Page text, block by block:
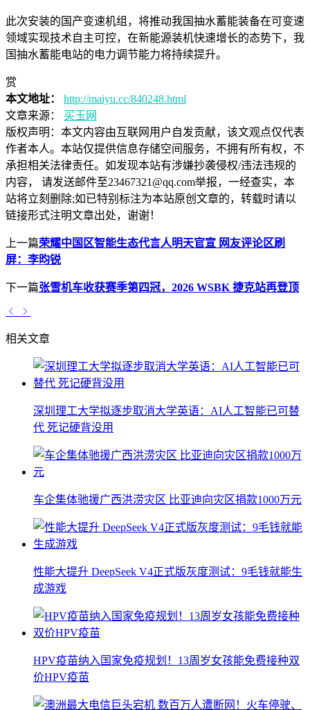
此次安装的国产变速机组，将推动我国抽水蓄能装备在可变速
领域实现技术自主可控，在新能源装机快速增长的态势下，我
国抽水蓄能电站的电力调节能力将持续提升。
赏
本文地址：
http://maiyu.cc/840248.html
文章来源：
买玉网
版权声明： 本文内容由互联网用户自发贡献，该文观点仅代表
作者本人。本站仅提供信息存储空间服务，不拥有所有权，不
承担相关法律责任。如发现本站有涉嫌抄袭侵权/违法违规的
内容， 请发送邮件至23467321@qq.com举报，一经查实，本
站将立刻删除;如已特别标注为本站原创文章的，转载时请以
链接形式注明文章出处，谢谢！
上一篇荣耀中国区智能生态代言人明天官宣 网友评论区刷
屏：李昀锐
下一篇张雪机车收获赛季第四冠，2026 WSBK 捷克站再登顶
相关文章
深圳理工大学拟逐步取消大学英语：AI人工智能已可替
代 死记硬背没用
车企集体驰援广西洪涝灾区 比亚迪向灾区捐款1000万元
性能大提升 DeepSeek V4正式版灰度测试：9毛钱就能生
成游戏
HPV疫苗纳入国家免疫规划！13周岁女孩能免费接种双
价HPV疫苗